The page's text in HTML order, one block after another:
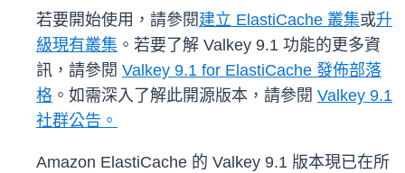
若要開始使用，請參閱建立 ElastiCache 叢集或升
級現有叢集 。若要了解 Valkey 9.1 功能的更多資
訊，請參閱 Valkey 9.1 for ElastiCache 發佈部落
格 。如需深入了解此開源版本，請參閱 Valkey 9.1
社群公告。
Amazon ElastiCache 的 Valkey 9.1 版本現已在所